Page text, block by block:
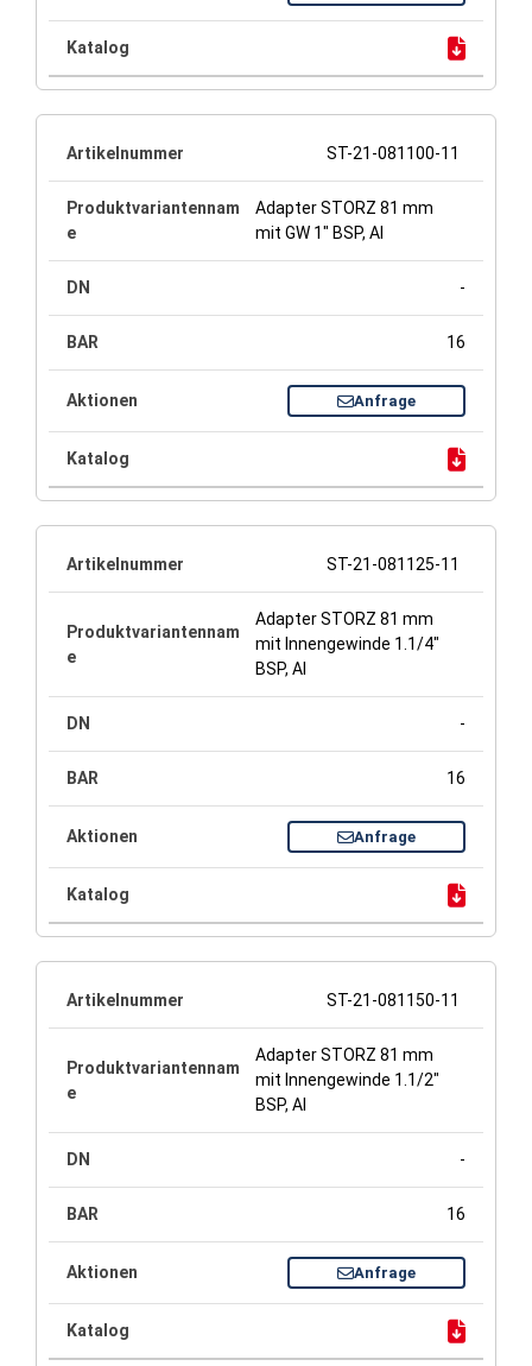
ST-21-081100-11
Adapter STORZ 81 mm
mit GW 1" BSP, Al
-
16
Anfrage
ST-21-081125-11
Adapter STORZ 81 mm
mit Innengewinde 1.1/4"
BSP, Al
-
16
Anfrage
ST-21-081150-11
Adapter STORZ 81 mm
mit Innengewinde 1.1/2"
BSP, Al
-
16
Anfrage